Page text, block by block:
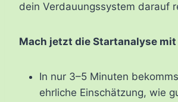
dein Verdauungssystem darauf
Mach jetzt die Startanalyse
In nur 3–5 Minuten
ehrliche Einschätzung, wie